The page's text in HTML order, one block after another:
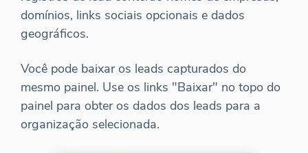
domínios, links sociais opcionais e dados
geográficos.
Você pode baixar os leads capturados do
mesmo painel. Use os links "Baixar" no topo do
painel para obter os dados dos leads para a
organização selecionada.